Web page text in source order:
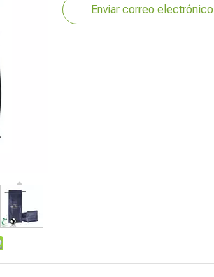
Enviar correo electrónico